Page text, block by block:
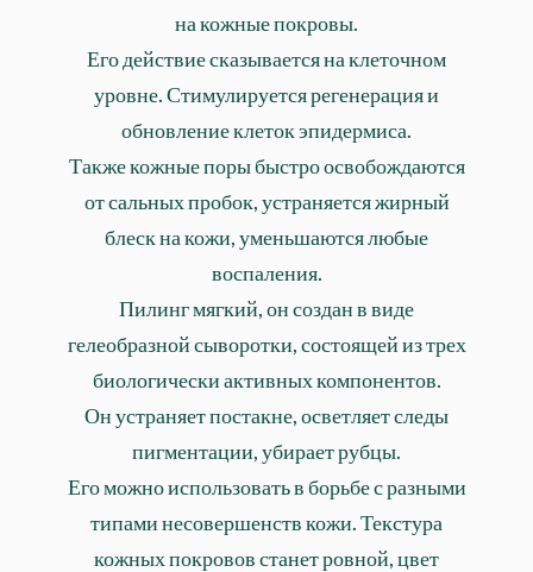
на кожные покровы.
Его действие сказывается на клеточном
уровне. Стимулируется регенерация и
обновление клеток эпидермиса.
Также кожные поры быстро освобождаются
от сальных пробок, устраняется жирный
блеск на кожи, уменьшаются любые
воспаления.
Пилинг мягкий, он создан в виде
гелеобразной сыворотки, состоящей из трех
биологически активных компонентов.
Он устраняет постакне, осветляет следы
пигментации, убирает рубцы.
Его можно использовать в борьбе с разными
типами несовершенств кожи. Текстура
кожных покровов станет ровной, цвет